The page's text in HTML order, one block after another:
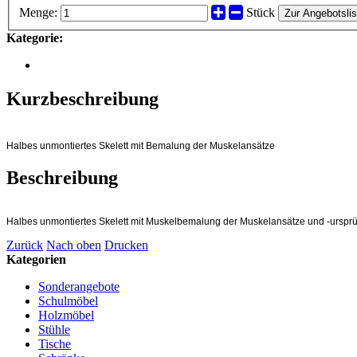
Menge: Stück Zur
Kategorie:
Kurzbeschreibung
Halbes unmontiertes Skelett mit Bemalung der Muskelansätze
Beschreibung
Halbes unmontiertes Skelett mit Muskelbemalung der Muskelansätze und -
Zurück Nach oben Drucken
Kategorien
Sonderangebote
Schulmöbel
Holzmöbel
Stühle
Tische